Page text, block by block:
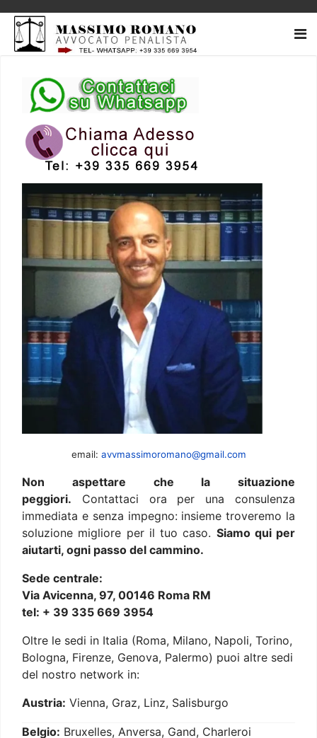
email: avvmassimoromano@gmail.com
Non aspettare che la situazione
peggiori. Contattaci ora per una consulenza
immediata e senza impegno: insieme troveremo la
soluzione migliore per il tuo caso. Siamo qui per
aiutarti, ogni passo del cammino.
Sede centrale:
Via Avicenna, 97, 00146 Roma RM
tel: + 39 335 669 3954
Oltre le sedi in Italia (Roma, Milano, Napoli, Torino,
Bologna, Firenze, Genova, Palermo) puoi altre sedi
del nostro network in:
Austria: Vienna, Graz, Linz, Salisburgo
Belgio: Bruxelles, Anversa, Gand, Charleroi